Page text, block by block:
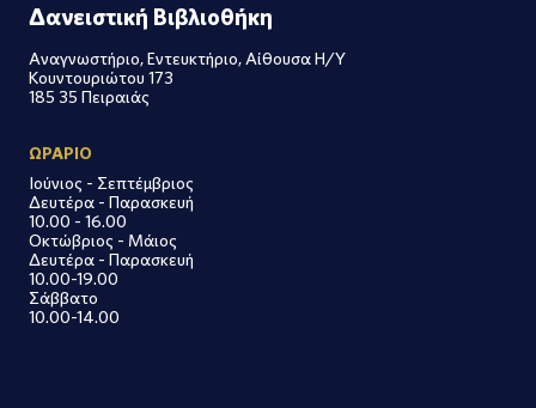
Δανειστική Βιβλιοθήκη
Αναγνωστήριο, Εντευκτήριο, Αίθουσα Η/Υ
Κουντουριώτου 173
185 35 Πειραιάς
ΩΡΑΡΙΟ
Ιούνιος - Σεπτέμβριος
Δευτέρα - Παρασκευή
10.00 - 16.00
Οκτώβριος - Μάιος
Δευτέρα - Παρασκευή
10.00-19.00
Σάββατο
10.00-14.00